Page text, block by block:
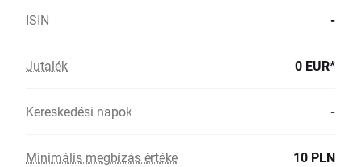
ISIN -
Jutalék 0 EUR*
Kereskedési napok -
Minimális megbízás értéke 10 PLN